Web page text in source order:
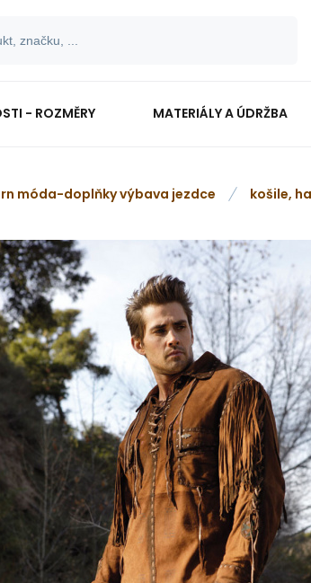
- ROZMĚRY MATERIÁLY A ÚDRŽBA
móda-doplňky výbava jezdce košile,